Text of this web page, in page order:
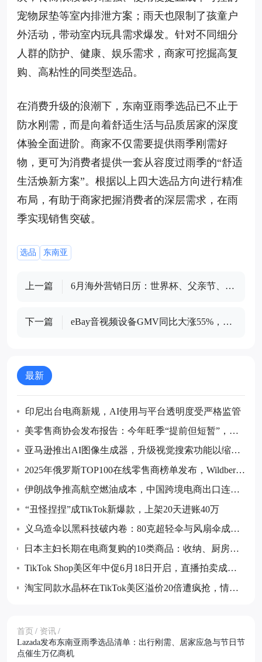
宠物尿垫等室内排泄方案；雨天也限制了孩童户
外活动，带动室内玩具需求爆发。针对不同细分
人群的防护、健康、娱乐需求，商家可挖掘高复
购、高粘性的同类型选品。
在消费升级的浪潮下，东南亚雨季选品已不止于
防水刚需，而是向着舒适生活与品质居家的深度
体验全面进阶。商家不仅需要提供雨季刚需好
物，更可为消费者提供一套从容度过雨季的“舒适
生活焕新方案”。根据以上四大选品方向进行精准
布局，有助于商家把握消费者的深层需求，在雨
季实现销售突破。
选品 东南亚
上一篇
6月海外营销日历：世界杯、父亲节、世
下一篇
eBay音视频设备GMV同比大涨55%，无
最新
印尼出台电商新规，AI使用与平台透明度受严格监管
美零售商协会发布报告：今年旺季“提前但短暂”，预
计7月后货量回落
亚马逊推出AI图像生成器，升级视觉搜索功能以缩小
购物搜索范围
2025年俄罗斯TOP100在线零售商榜单发布，Wildberrie
s和Ozon继续领跑
伊朗战争推高航空燃油成本，中国跨境电商出口连续
五个月同比下降
“丑怪捏捏”成TikTok新爆款，上架20天进账40万
义乌造伞以黑科技破内卷：80克超轻伞与风扇伞成全
球采购热点
日本主妇长期在电商复购的10类商品：收纳、厨房消
耗品与防灾储备等成跨境卖家布局重点
TikTok Shop美区年中促6月18日开启，直播拍卖成最
大增量玩法
淘宝同款水晶杯在TikTok美区溢价20倍遭疯抢，情绪
首页 / 资讯 /
Lazada发布东南亚雨季选品清单：出行刚需、居家应急与节日节
点催生万亿商机